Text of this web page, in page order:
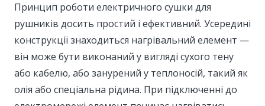
Принцип роботи електричного сушки для
рушників досить простий і ефективний. Усередині
конструкції знаходиться нагрівальний елемент —
він може бути виконаний у вигляді сухого тену
або кабелю, або занурений у теплоносій, такий як
олія або спеціальна рідина. При підключенні до